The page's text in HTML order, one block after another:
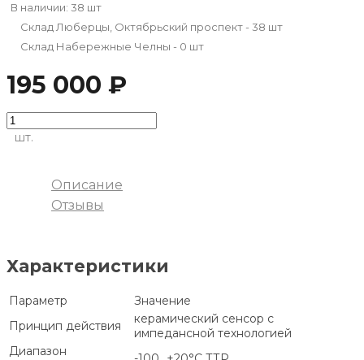
В наличии: 38 шт
Склад Люберцы, Октябрьский проспект - 38 шт
Склад Набережные Челны - 0 шт
195 000 ₽
шт.
Описание
Отзывы
Характеристики
Параметр
Значение
Принцип действия
керамический сенсор с
импедансной технологией
Диапазон